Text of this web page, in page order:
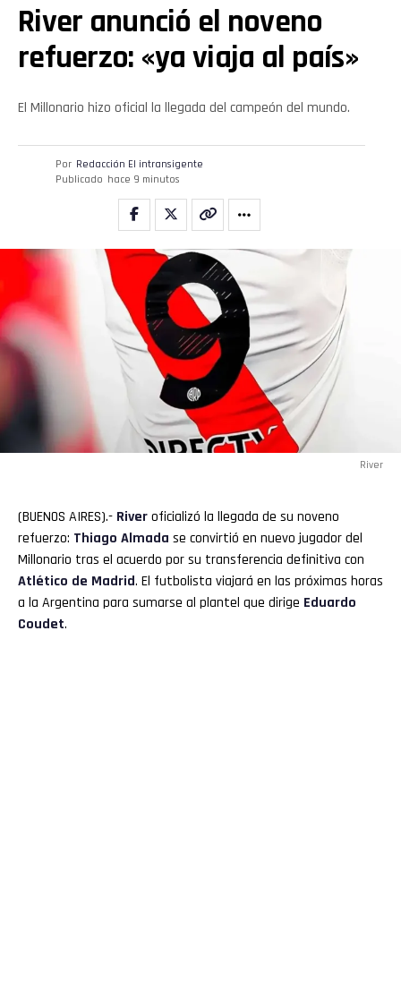
River anunció el noveno
refuerzo: «ya viaja al país»
El Millonario hizo oficial la llegada del campeón del mundo.
Por Redacción El intransigente
Publicado hace 9 minutos
River
(BUENOS AIRES).- Riveroficializó la llegada de su noveno
refuerzo: Thiago Almada se convirtió en nuevo jugador del
Millonario tras el acuerdo por su transferencia definitiva con
Atlético de Madrid. El futbolista viajará en las próximas horas
a la Argentina para sumarse al plantel que dirige Eduardo
Coudet.